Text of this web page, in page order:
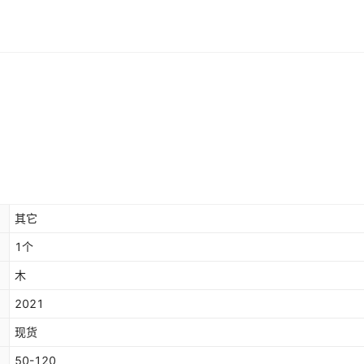
其它
1个
木
2021
现货
50-120